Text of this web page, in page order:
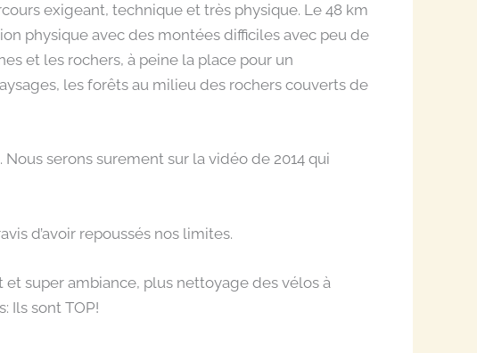
exigeant, technique et très physique. Le 48 km
physique avec des montées difficiles avec peu de
et les rochers, à peine la place pour un
les forêts au milieu des rochers couverts de
serons surement sur la vidéo de 2014 qui
d’avoir repoussés nos limites.
et super ambiance, plus nettoyage des vélos à
Ils sont TOP!